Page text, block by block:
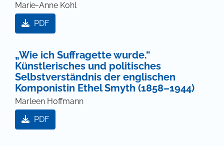
Marie-Anne Kohl
PDF
„Wie ich Suffragette wurde.“
Künstlerisches und politisches
Selbstverständnis der englischen
Komponistin Ethel Smyth (1858–1944)
Marleen Hoffmann
PDF